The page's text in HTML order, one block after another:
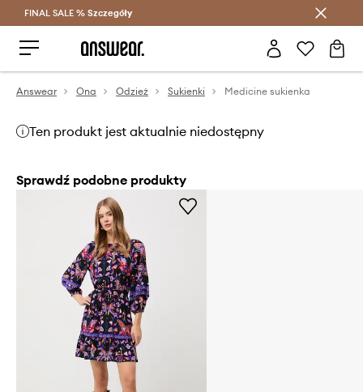
Oszczędzaj z Answear Club >
FINAL SALE % Szczegóły
Answear Ona Odzież Sukienki Medicine sukienka
Ten produkt jest aktualnie niedostępny
Sprawdź podobne produkty